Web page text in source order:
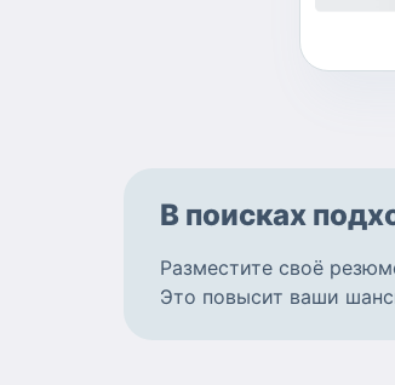
В поисках
Разместите своё
Это повысит ваши